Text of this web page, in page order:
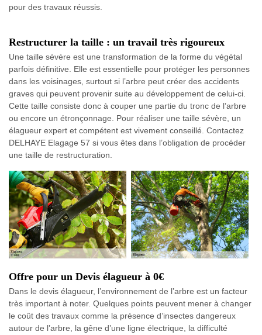
pour des travaux réussis.
Restructurer la taille : un travail très rigoureux
Une taille sévère est une transformation de la forme du végétal
parfois définitive. Elle est essentielle pour protéger les personnes
dans les voisinages, surtout si l’arbre peut créer des accidents
graves qui peuvent provenir suite au développement de celui-ci.
Cette taille consiste donc à couper une partie du tronc de l’arbre
ou encore un étronçonnage. Pour réaliser une taille sévère, un
élagueur expert et compétent est vivement conseillé. Contactez
DELHAYE Elagage 57 si vous êtes dans l’obligation de procéder
une taille de restructuration.
Offre pour un Devis élagueur à 0€
Dans le devis élagueur, l’environnement de l’arbre est un facteur
très important à noter. Quelques points peuvent mener à changer
le coût des travaux comme la présence d’insectes dangereux
autour de l’arbre, la gêne d’une ligne électrique, la difficulté